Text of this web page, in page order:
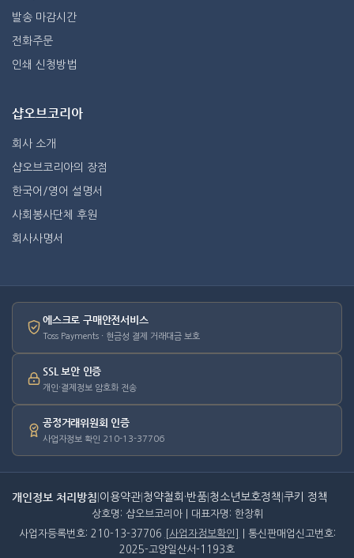
발송 마감시간
전화주문
인쇄 신청방법
샵오브코리아
회사 소개
샵오브코리아의 장점
한국어/영어 설명서
사회봉사단체 후원
회사사명서
에스크로 구매안전서비스
Toss Payments · 현금성 결제 거래대금 보호
SSL 보안 인증
개인·결제정보 암호화 전송
공정거래위원회 인증
사업자정보 확인 210-13-37706
개인정보 처리방침 이용약관 청약철회·반품 청소년보호정책 쿠키 정책
상호명: 샵오브코리아 | 대표자명: 한창휘
사업자등록번호: 210-13-37706
[사업자정보확인]
| 통신판매업신고번호:
2025-고양일산서-1193호